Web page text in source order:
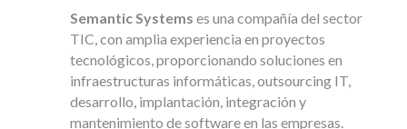
Semantic Systems es una compañía del sector
TIC, con amplia experiencia en proyectos
tecnológicos, proporcionando soluciones en
infraestructuras informáticas, outsourcing IT,
desarrollo, implantación, integración y
mantenimiento de software en las empresas.